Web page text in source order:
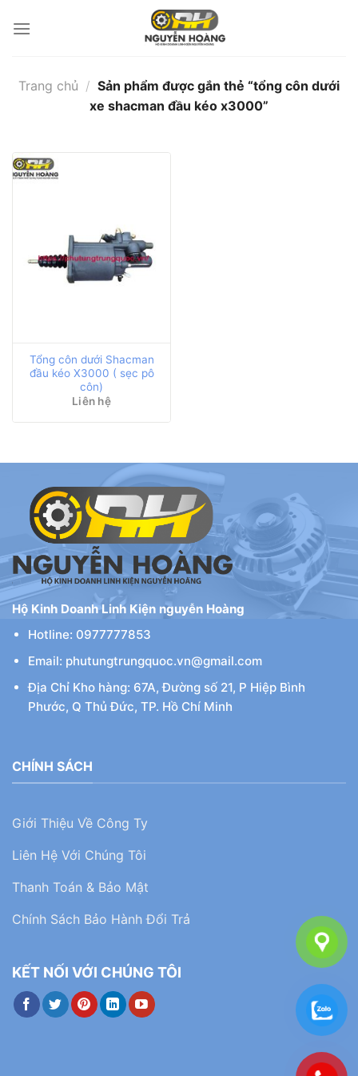
qua
Trang chủ / Sản phẩm được gắn thẻ “tổng côn dưới
xe shacman đầu kéo x3000”
Tổng côn dưới Shacman
đầu kéo X3000 ( sẹc pô
côn)
Liên hệ
Hộ Kinh Doanh Linh Kiện nguyễn Hoàng
Hotline: 0977777853
Email: phutungtrungquoc.vn@gmail.com
Địa Chỉ Kho hàng: 67A, Đường số 21, P Hiệp Bình
Phước, Q Thủ Đức, TP. Hồ Chí Minh
CHÍNH SÁCH
Giới Thiệu Về Công Ty
Liên Hệ Với Chúng Tôi
Thanh Toán & Bảo Mật
Chính Sách Bảo Hành Đổi Trả
KẾT NỐI VỚI CHÚNG TÔI